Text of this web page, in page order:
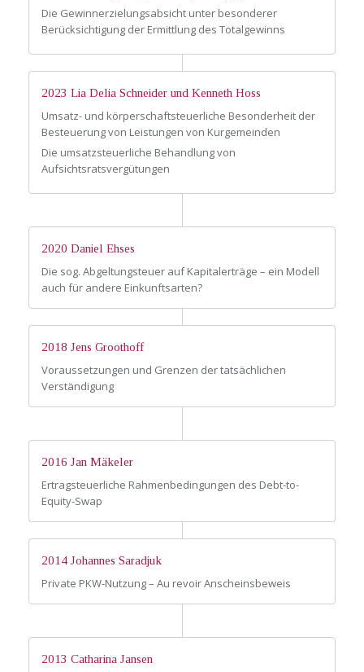
Die Gewinnerzielungsabsicht unter besonderer
Berücksichtigung der Ermittlung des Totalgewinns
2023 Lia Delia Schneider und Kenneth Hoss
Umsatz- und körperschaftsteuerliche Besonderheit der
Besteuerung von Leistungen von Kurgemeinden
Die umsatzsteuerliche Behandlung von
Aufsichtsratsvergütungen
2020 Daniel Ehses
Die sog. Abgeltungsteuer auf Kapitalerträge – ein Modell
auch für andere Einkunftsarten?
2018 Jens Groothoff
Voraussetzungen und Grenzen der tatsächlichen
Verständigung
2016 Jan Mäkeler
Ertragsteuerliche Rahmenbedingungen des Debt-to-
Equity-Swap
2014 Johannes Saradjuk
Private PKW-Nutzung – Au revoir Anscheinsbeweis
2013 Catharina Jansen